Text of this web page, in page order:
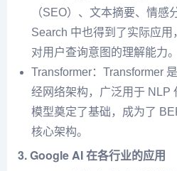
（SEO）、文本摘要、情感
Search 中也得到了实际应
对用户查询意图的理解能力。
Transformer：Transformer
经网络架构，广泛用于 NLP
模型奠定了基础，成为了
核心架构。
3.Google AI 在各行业的应用